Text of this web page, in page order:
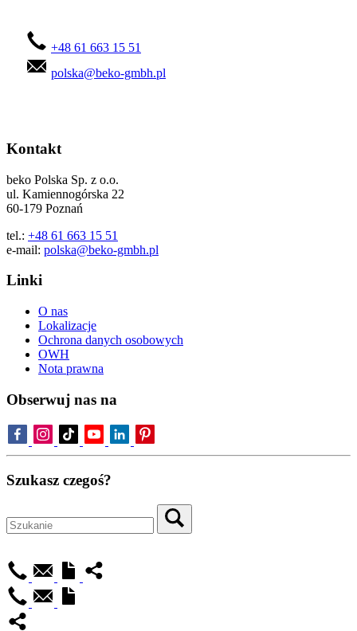
+48 61 663 15 51
polska@beko-gmbh.pl
Kontakt
beko Polska Sp. z o.o.
ul. Kamiennogórska 22
60-179 Poznań
tel.: +48 61 663 15 51
e-mail: polska@beko-gmbh.pl
Linki
O nas
Lokalizacje
Ochrona danych osobowych
OWH
Nota prawna
Obserwuj nas na
Szukasz czegoś?